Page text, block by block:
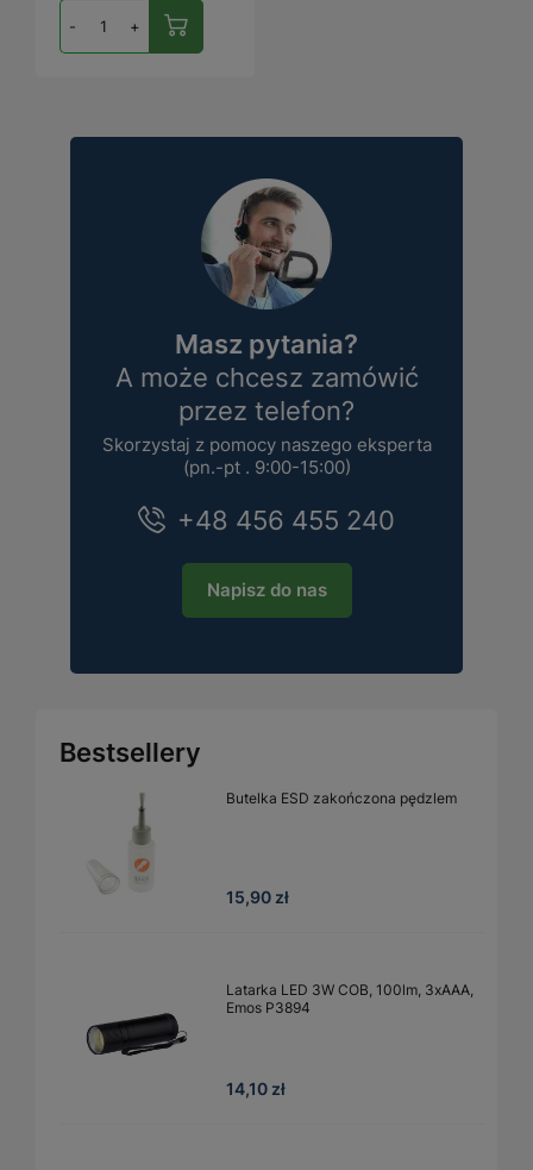
- +
Masz pytania?
A może chcesz zamówić
przez telefon?
Skorzystaj z pomocy naszego eksperta
(pn.-pt . 9:00-15:00)
+48 456 455 240
Napisz do nas
Bestsellery
Butelka ESD zakończona pędzlem
15,90 zł
Latarka LED 3W COB, 100lm, 3xAAA,
Emos P3894
14,10 zł